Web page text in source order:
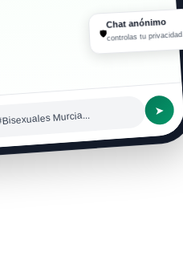
Murcia... ➤
🛡
Chat anónimo
controlas tu privacidad